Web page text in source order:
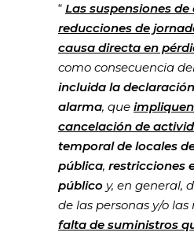
“ Las suspensiones
reducciones de
causa directa en
como consecuencia del
incluida la
alarma, que
cancelación de
temporal de locales
pública, restricciones
público y, en general,
de las personas y/o las
falta de suministros